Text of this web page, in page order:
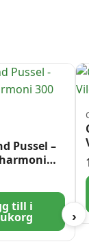
Pussel –
till i
›